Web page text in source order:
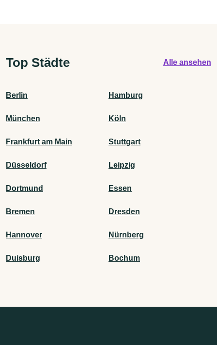
Top Städte Alle ansehen
Berlin Hamburg
München Köln
Frankfurt am Main Stuttgart
Düsseldorf Leipzig
Dortmund Essen
Bremen Dresden
Hannover Nürnberg
Duisburg Bochum